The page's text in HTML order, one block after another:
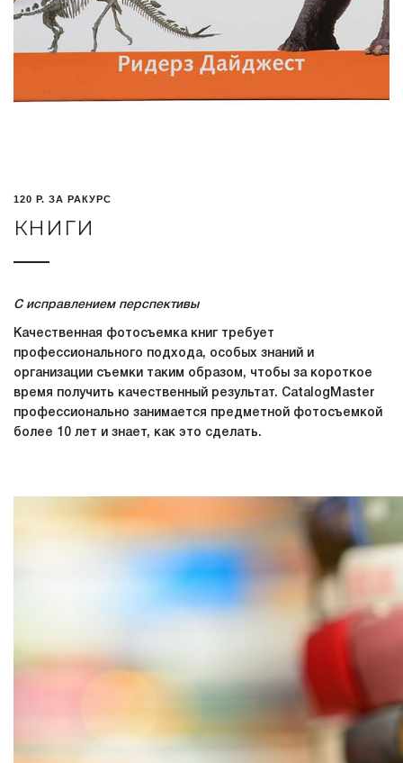
120 Р. ЗА РАКУРС
КНИГИ
С исправлением перспективы
Качественная фотосъемка книг требует
профессионального подхода, особых знаний и
организации съемки таким образом, чтобы за короткое
время получить качественный результат. CatalogMaster
профессионально занимается предметной фотосъемкой
более 10 лет и знает, как это сделать.